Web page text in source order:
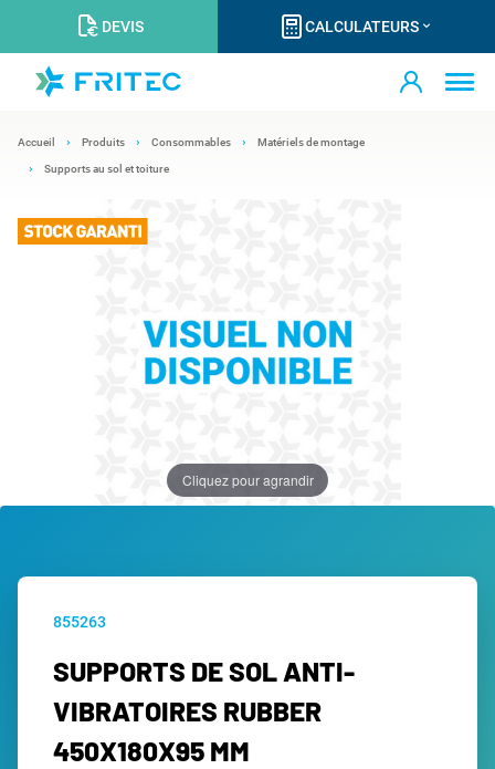
DEVIS CALCULATEURS
Accueil Produits Consommables Matériels de montage
Supports au sol et toiture
Cliquez pour agrandir
855263
SUPPORTS DE SOL ANTI-
VIBRATOIRES RUBBER
450X180X95 MM